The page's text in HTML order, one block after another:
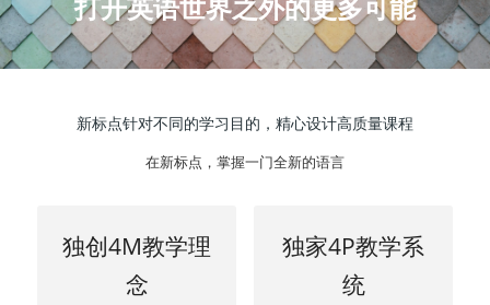
新标点针对不同的学习目的，精心设计高质量课程
在新标点，掌握一门全新的语言
独创4M教学理
念
独家4P教学系
统